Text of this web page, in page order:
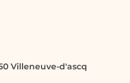
Villeneuve-d'ascq